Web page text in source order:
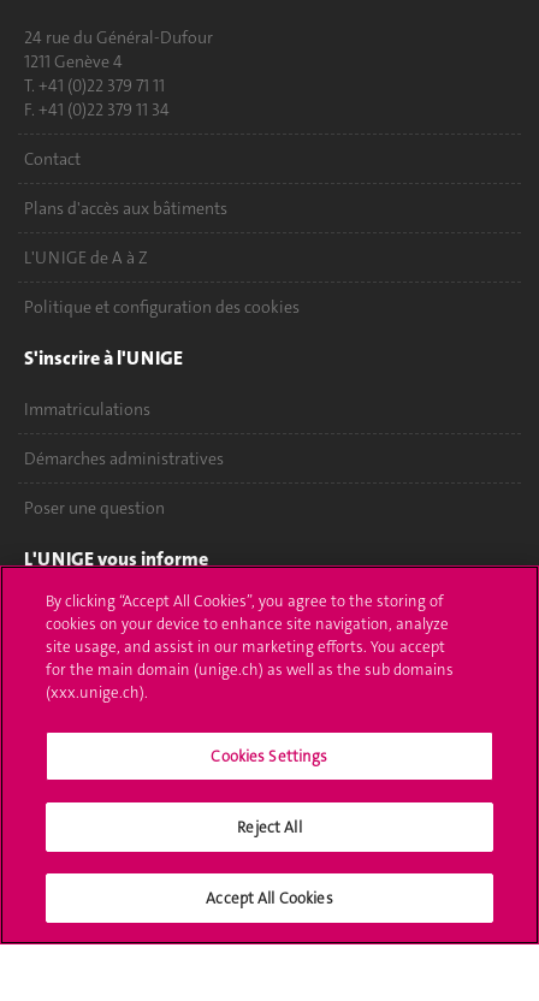
24 rue du Général-Dufour
1211 Genève 4
T. +41 (0)22 379 71 11
F. +41 (0)22 379 11 34
Contact
Plans d'accès aux bâtiments
L'UNIGE de A à Z
Politique et configuration des cookies
S'inscrire à l'UNIGE
Immatriculations
Démarches administratives
Poser une question
L'UNIGE vous informe
UNIGE Mobile
Médias
Offres d'emploi
Calendrier académique
Médias sociaux UNIGE
By clicking “Accept All Cookies”, you agree to the storing of
cookies on your device to enhance site navigation, analyze
site usage, and assist in our marketing efforts. You accept
for the main domain (unige.ch) as well as the sub domains
(xxx.unige.ch).
Cookies Settings
Reject All
Accept All Cookies